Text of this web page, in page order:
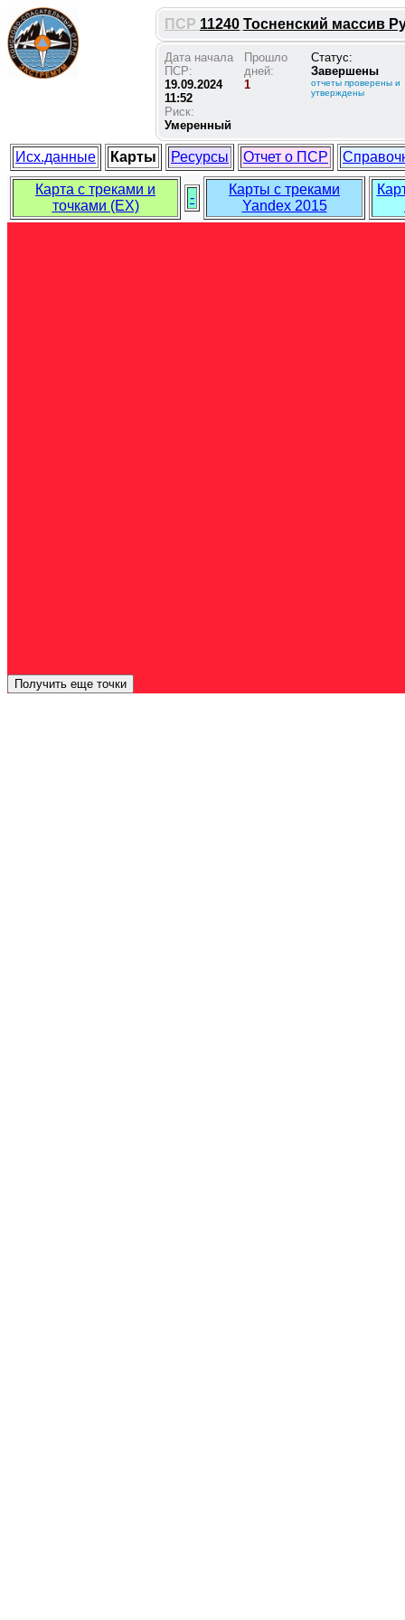
ПСР 11240 Тосненский массив
Дата начала
ПСР:
19.09.2024
11:52
Риск:
Умеренный
Прошло
дней:
1
Статус:
Завершены
отчеты проверены и
утверждены
Исх.данные Карты Ресурсы Отчет о ПСР
Карта с треками и
точками (EX)
-
Карты с треками
Yandex 2015
Получить еще точки